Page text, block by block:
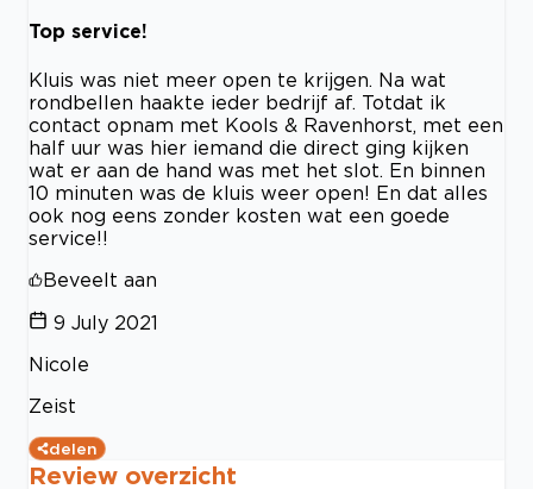
Top service!
Kluis was niet meer open te krijgen. Na wat
rondbellen haakte ieder bedrijf af. Totdat ik
contact opnam met Kools & Ravenhorst, met een
half uur was hier iemand die direct ging kijken
wat er aan de hand was met het slot. En binnen
10 minuten was de kluis weer open! En dat alles
ook nog eens zonder kosten wat een goede
service!!
Beveelt aan
9 July 2021
Nicole
Zeist
delen
Review overzicht